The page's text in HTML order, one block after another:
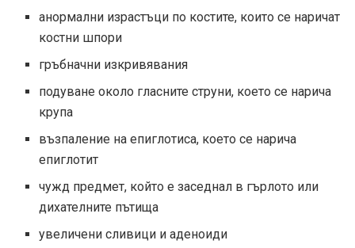
анормални израстъци по костите, които се наричат
​​костни шпори
гръбначни изкривявания
подуване около гласните струни, което се нарича
крупа
възпаление на епиглотиса, което се нарича
епиглотит
чужд предмет, който е заседнал в гърлото или
дихателните пътища
увеличени сливици и аденоиди